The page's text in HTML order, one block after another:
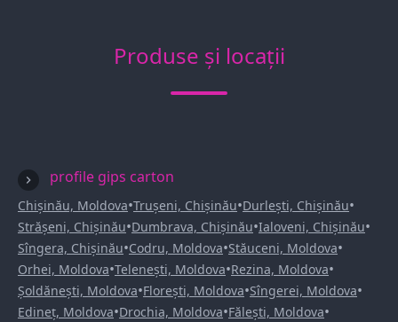
Produse și locații
profile gips carton
Chișinău, Moldova•Trușeni, Chișinău•Durlești, Chișinău•
Strășeni, Chișinău•Dumbrava, Chișinău•Ialoveni, Chișinău•
Sîngera, Chișinău•Codru, Moldova•Stăuceni, Moldova•
Orhei, Moldova•Telenești, Moldova•Rezina, Moldova•
Șoldănești, Moldova•Florești, Moldova•Sîngerei, Moldova•
Edineț, Moldova•Drochia, Moldova•Fălești, Moldova•